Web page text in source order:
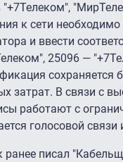
"+7Телеком",
к сети
и ввести
25096 —
сохраняется
затрат. В связи с
работают с
голосовой связи
ранее писал